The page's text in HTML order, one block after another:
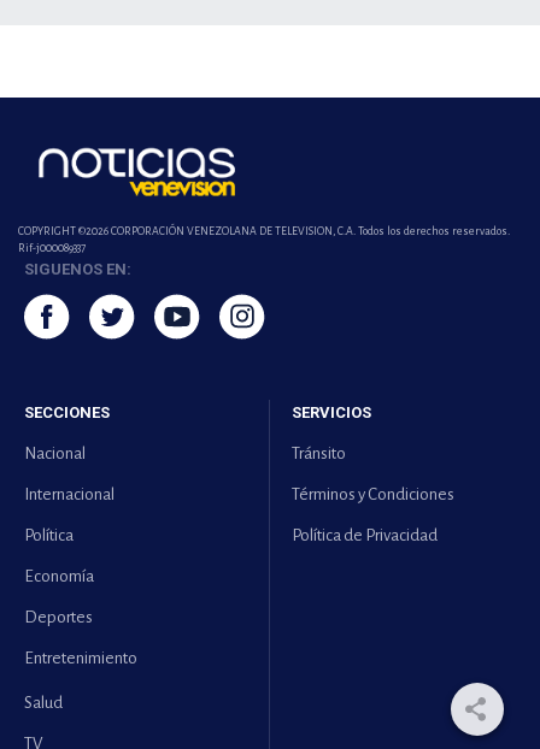
COPYRIGHT ©2026 CORPORACIÓN VENEZOLANA DE TELEVISION, C.A. Todos los derechos reservados.
Rif-j000089337
SIGUENOS EN:
SECCIONES
Nacional
Internacional
Política
Economía
Deportes
Entretenimiento
Salud
TV
SERVICIOS
Tránsito
Términos y Condiciones
Política de Privacidad